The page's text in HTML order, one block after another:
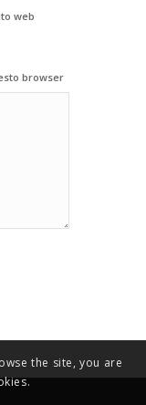
web
browser
the site, you are